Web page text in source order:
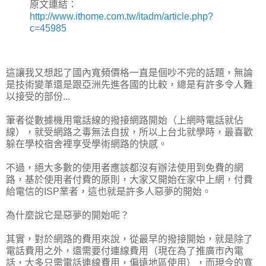
原文連結：
http://www.ithome.com.tw/itadm/article.php?
c=45985
這讓我又想起了國內寬頻價格一直是個吵不完的話題，無論
是技術變革還是跟亞洲先進各國的比較，總是有許多令人難
以接受的部份...
筆者從數據機用電話線的撥接網路開始（上網時電話就佔
線），就受網路之毒無法自拔，所以上台北就學時，最喜歡
躲在學校宿舍裡享受學術網路的快感。
不過，絕大多數的使用者應該都沒有辦法使用到免費的網
路，基於使用者付費的原則，大家又開始在家中上網，付費
給電信的ISP業者，這也就是許多人惡夢的開始。
為什麼說它是惡夢的開始呢？
其實，對於網路的費用來說，從最早的撥接開始，就是除了
電話費用之外，還需要付連線費用（現在為了推廣市內電
話，大多只需電話連線費用，偏遠地區使用），而現今的寬